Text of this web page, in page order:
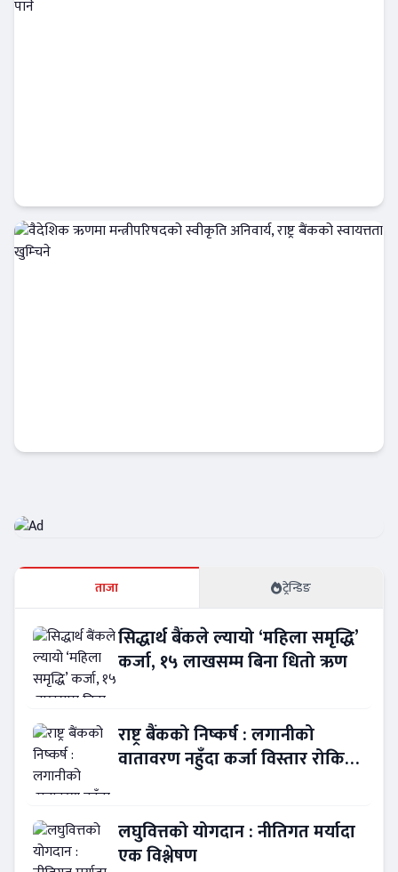
Banner News
ताजा ट्रेन्डिङ
सिद्धार्थ बैंकले ल्यायो ‘महिला समृद्धि’
कर्जा, १५ लाखसम्म बिना धितो ऋण
राष्ट्र बैंकको निष्कर्ष : लगानीको
वातावरण नहुँदा कर्जा विस्तार रोकियो
लघुवित्तको योगदान : नीतिगत मर्यादा
एक विश्लेषण